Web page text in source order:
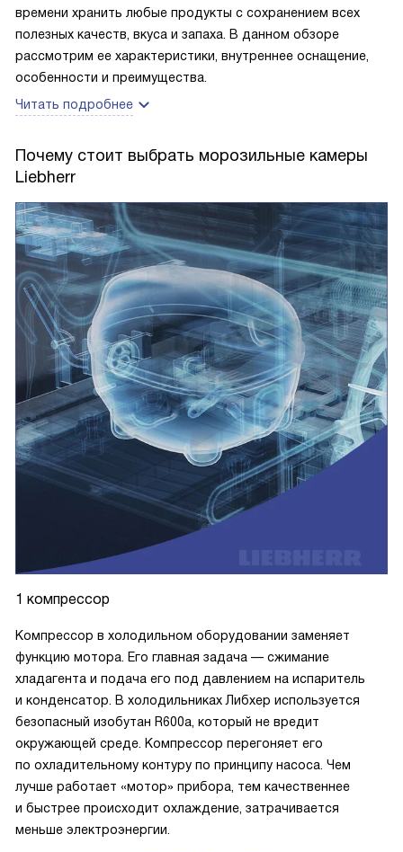
времени хранить любые продукты с сохранением всех
полезных качеств, вкуса и запаха. В данном обзоре
рассмотрим ее характеристики, внутреннее оснащение,
особенности и преимущества.
Читать подробнее
Почему стоит выбрать морозильные камеры
Liebherr
1 компрессор
Компрессор в холодильном оборудовании заменяет
функцию мотора. Его главная задача — сжимание
хладагента и подача его под давлением на испаритель
и конденсатор. В холодильниках Либхер используется
безопасный изобутан R600a, который не вредит
окружающей среде. Компрессор перегоняет его
по охладительному контуру по принципу насоса. Чем
лучше работает «мотор» прибора, тем качественнее
и быстрее происходит охлаждение, затрачивается
меньше электроэнергии.